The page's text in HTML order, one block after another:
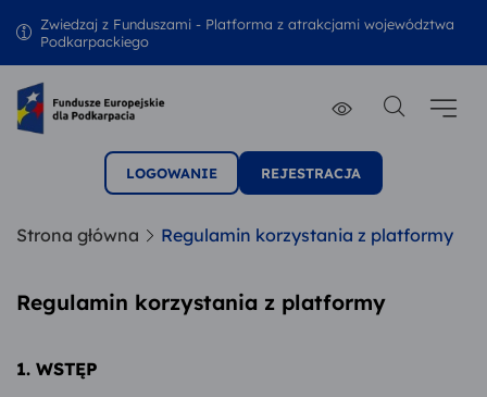
Zwiedzaj z Funduszami - Platforma z atrakcjami województwa
Podkarpackiego
LOGOWANIE REJESTRACJA
Strona główna Regulamin korzystania z platformy
Regulamin korzystania z platformy
1. WSTĘP